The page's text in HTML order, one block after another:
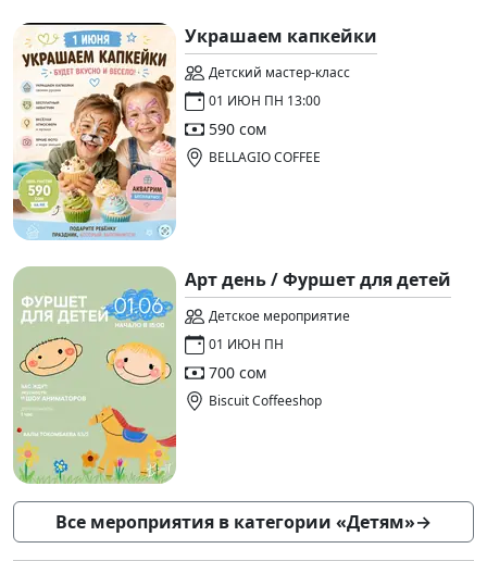
Украшаем капкейки
Детский мастер-класс
01 ИЮН ПН 13:00
590 сом
BELLAGIO COFFEE
Арт день / Фуршет для детей
Детское мероприятие
01 ИЮН ПН
700 сом
Biscuit Coffeeshop
Все мероприятия в категории «Детям»→